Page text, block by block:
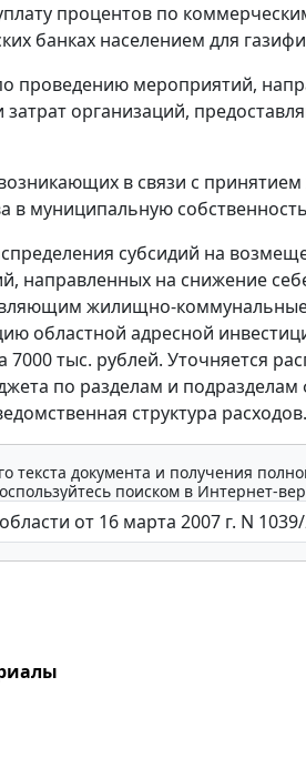
процентов по
банках населением для
проведению мероприятий,
затрат организаций,
в связи с
в муниципальную
субсидий на
направленных на снижение
жилищно-коммунальные
областной адресной
тыс. рублей. Уточняется
по разделам и
структура расходов.
текста документа и получения
поиском в Интернет-